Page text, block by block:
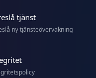
tjänst
ny tjänsteövervakning